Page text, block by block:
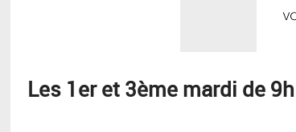
Les 1er et 3ème mardi de